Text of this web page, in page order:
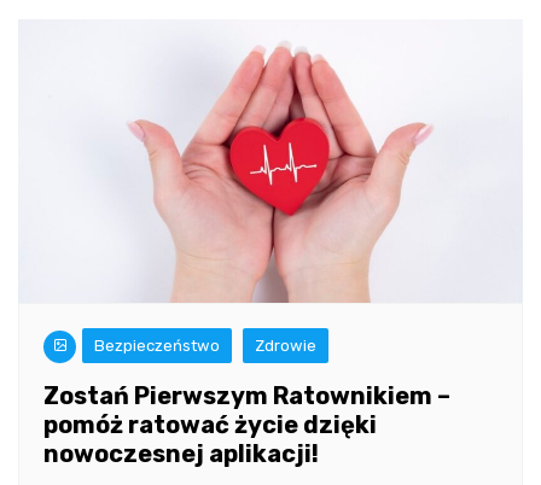
Bezpieczeństwo Zdrowie
Zostań Pierwszym Ratownikiem –
pomóż ratować życie dzięki
nowoczesnej aplikacji!